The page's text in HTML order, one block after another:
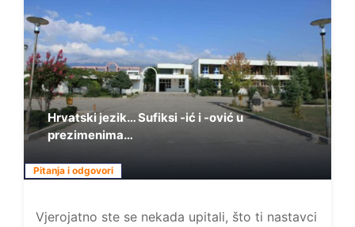
Hrvatski jezik… Sufiksi -ić i -ović u
prezimenima…
Pitanja i odgovori
Vjerojatno ste se nekada upitali, što ti nastavci